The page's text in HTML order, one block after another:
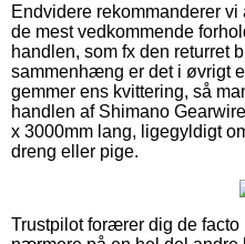
Endvidere rekommanderer
de mest vedkommende
handlen, som fx den returret
sammenhæng er det i øvrigt
gemmer ens kvittering, så
handlen af Shimano
x 3000mm lang, ligegyldigt
dreng eller pige.
Trustpilot forærer dig de